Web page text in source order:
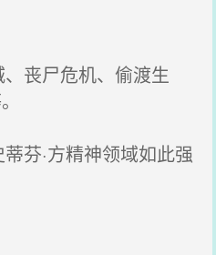
丧尸危机、偷渡生
芬·方精神领域如此强